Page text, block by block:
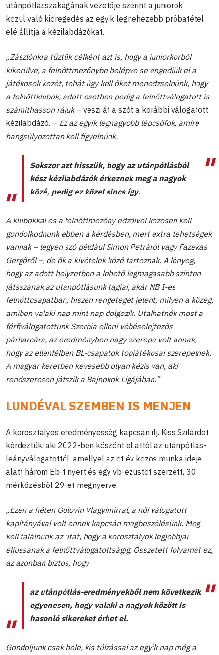
utánpótlásszakágának vezetője szerint a juniorok
közül való kiöregedés az egyik legnehezebb próbatétel
elé állítja a kézilabdázókat.
„Zászlónkra tűztük célként azt is, hogy a juniorkorból
kikerülve, a felnőttmezőnybe belépve se engedjük el a
játékosok kezét, tehát úgy kell őket menedzselnünk, hogy
a felnőttklubok, adott esetben pedig a felnőttválogatott is
számíthasson rájuk– veszi át a szót a korábbi válogatott
kézilabdázó. – Ez az egyik legnagyobb lépcsőfok, amire
hangsúlyozottan kell figyelnünk.
Sokszor azt hisszük, hogy az utánpótlásból
kész kézilabdázók érkeznek meg a nagyok
közé, pedig ez közel sincs így.
A klubokkal és a felnőttmezőny edzőivel közösen kell
gondolkodnunk ebben a kérdésben, mert extra tehetségek
vannak – legyen szó például Simon Petráról vagy Fazekas
Gergőről –, de ők a kivételek közé tartoznak. A lényeg,
hogy az adott helyzetben a lehető legmagasabb szinten
játsszanak az utánpótlásunk tagjai, akár NB I-es
felnőttcsapatban, hiszen rengeteget jelent, milyen a közeg,
amiben valaki nap mint nap dolgozik. Utalhatnék most a
férfiválogatottunk Szerbia elleni vébéselejtezős
párharcára, az eredményben nagy szerepe volt annak,
hogy az ellenfélben BL-csapatok topjátékosai szerepelnek.
A magyar keretben kevesebb olyan kézis van, aki
rendszeresen játszik a Bajnokok Ligájában.”
LUNDÉVAL SZEMBEN IS MENJEN
A korosztályos eredményesség kapcsán ifj. Kiss Szilárdot
kérdeztük, aki 2022-ben köszönt el attól az utánpótlás-
leányválogatottól, amellyel az öt év közös munka ideje
alatt három Eb-t nyert és egy vb-ezüstöt szerzett, 30
mérkőzésből 29-et megnyerve.
„Ezen a héten Golovin Vlagyimirral, a női válogatott
kapitányával volt ennek kapcsán megbeszélésünk. Meg
kell találnunk az utat, hogy a korosztályok legjobbjai
eljussanak a felnőttválogatottságig. Összetett folyamat ez,
az azonban biztos, hogy
az utánpótlás-eredményekből nem következik
egyenesen, hogy valaki a nagyok között is
hasonló sikereket érhet el.
Gondoljunk csak bele, kis túlzással az egyik nap még a